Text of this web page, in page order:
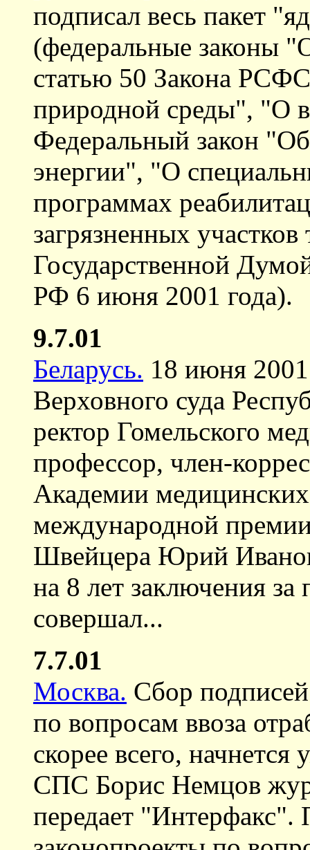
подписал весь пакет
(федеральные законы
статью 50 Закона
природной среды", "О
Федеральный закон
энергии", "О
программах
загрязненных
Государственной
РФ 6 июня 2001 года).
9.7.01
Беларусь. 18 июня 2001
Верховного суда
ректор Гомельского
профессор, член-
Академии медицинских
международной
Швейцера Юрий
на 8 лет заключения за
совершал...
7.7.01
Москва. Сбор
по вопросам ввоза
скорее всего,
СПС Борис Немцов
передает "Интерфакс".